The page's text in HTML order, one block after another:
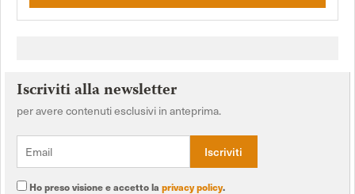
Iscriviti alla newsletter
per avere contenuti esclusivi in anteprima.
Ho preso visione e accetto la privacy policy.